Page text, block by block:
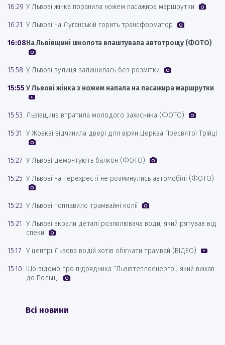
16:29 У Львові жінка поранила ножем пасажира маршрутки
16:21 У Львові на Луганській горить трансформатор
16:08На Львівщині школота влаштувала автотрощу (ФОТО)
15:58 У Львові вулиця залишилась без розмітки
15:55 У Львові жінка з ножем напала на пасажира маршрутки
15:53 Львівщина втратила молодого захисника (ФОТО)
15:31 У Жовкві відчинила двері для вірян Церква Пресвятої Трійці
15:27 У Львові демонтують балкон (ФОТО)
15:25 У Львові на перехресті не розминулись автомобілі (ФОТО)
15:23 У Львові поплавило трамвайні колії
15:21 У Львові вкрали деталі розпилювача води, який рятував від
спеки
15:17 У центрі Львова водій хотів обігнати трамвай (ВІДЕО)
15:10 Що відомо про підрядника “Львівтеплоенерго”, який виїхав
до Польщі
Всі новини